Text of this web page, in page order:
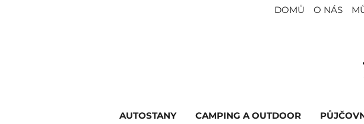
DOMŮ O NÁS
AUTOSTANY CAMPING A OUTDOOR